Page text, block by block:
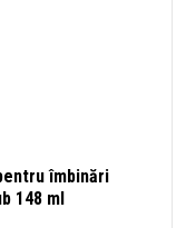
îmbinări
148 ml